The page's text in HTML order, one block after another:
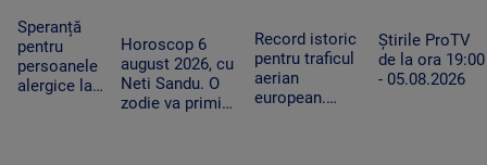
fost
mistuite de
flăcări
curent din iarnă
am vrut să fac
rău”
performant
telescop solar
din lume
Speranță
pentru
persoanele
alergice la
Horoscop 6
august 2026, cu
Neti Sandu. O
zodie va primi
Record istoric
pentru traficul
aerian
european.
Știrile ProTV
de la ora 19:00
- 05.08.2026